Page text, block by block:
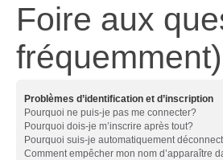
Foire aux
fréquemment)
Problèmes d’identification et d’inscription
Pourquoi ne puis-je pas me connecter?
Pourquoi dois-je m’inscrire après tout?
Pourquoi suis-je automatiquement
Comment empêcher mon nom d’apparaître